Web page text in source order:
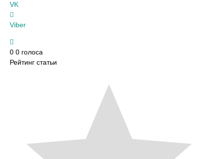
VK
Viber
0 0 голоса
Рейтинг статьи